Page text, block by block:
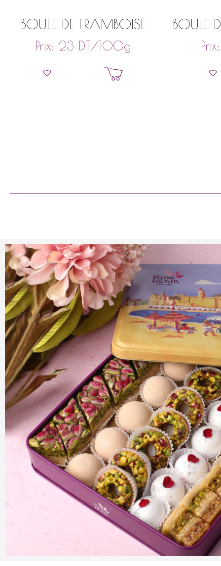
BOULE DE FRAMBOISE
Prix: 23 DT/100g
Ajouter au panier
BOULE